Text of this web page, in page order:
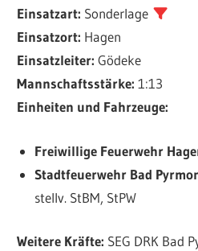
Einsatzart: Sonderlage
Einsatzort: Hagen
Einsatzleiter: Gödeke
Mannschaftsstärke: 1:13
Einheiten und Fahrzeuge:
Freiwillige Feuerwehr
Stadtfeuerwehr Bad
stellv. StBM, StPW
Weitere Kräfte: SEG DRK Bad